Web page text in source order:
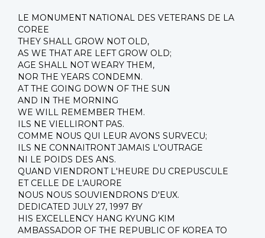
LE MONUMENT NATIONAL DES VETERANS DE LA
COREE
THEY SHALL GROW NOT OLD,
AS WE THAT ARE LEFT GROW OLD;
AGE SHALL NOT WEARY THEM,
NOR THE YEARS CONDEMN.
AT THE GOING DOWN OF THE SUN
AND IN THE MORNING
WE WILL REMEMBER THEM.
ILS NE VIELLIRONT PAS.
COMME NOUS QUI LEUR AVONS SURVECU;
ILS NE CONNAITRONT JAMAIS L'OUTRAGE
NI LE POIDS DES ANS.
QUAND VIENDRONT L'HEURE DU CREPUSCULE
ET CELLE DE L'AURORE
NOUS NOUS SOUVIENDRONS D'EUX.
DEDICATED JULY 27, 1997 BY
HIS EXCELLENCY HANG KYUNG KIM
AMBASSADOR OF THE REPUBLIC OF KOREA TO